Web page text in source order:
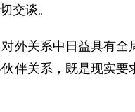
交谈。
关系中日益具有全
伴关系，既是现实要